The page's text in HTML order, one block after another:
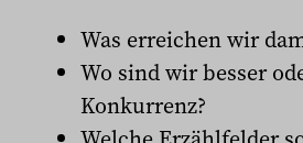
Was erreichen wir
Wo sind wir besser
Konkurrenz?